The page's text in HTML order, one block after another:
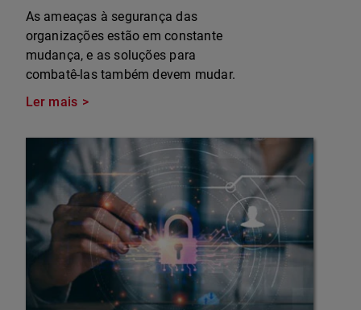
As ameaças à segurança das
organizações estão em constante
mudança, e as soluções para
combatê-las também devem mudar.
Ler mais